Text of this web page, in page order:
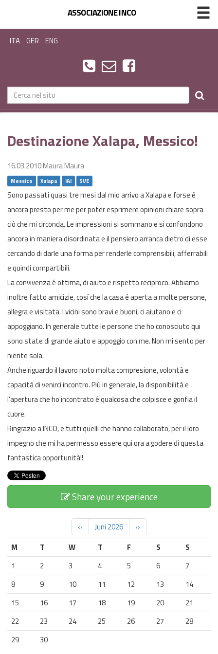
ASSOCIAZIONE INCO
ITA GER ENG
Destinazione Xalapa, Messico!
16.03.2010Maura Maura
Messico Xalapa IAI SVE
Sono passati quasi tre mesi dal mio arrivo a Xalapa e forse é
ancora presto per me per poter esprimere opinioni chiare sopra
ciò che mi circonda. Le impressioni si sommano e si confondono
ancora in maniera disordinata e il pensiero arranca dietro di esse
cercando di darle una forma per renderle comprensibili, afferrabili
e quindi compartibili.
La convivenza é ottima, di aiuto e rispetto reciproco. Abbiamo
inoltre fatto amicizie, cosí che la casa é aperta a molte persone,
allegra e visitata. I vicini sono bravi e buoni, ci aiutano e ci
appoggiano. In generale tutte le persone che ho conosciuto qui
sono state di grande aiuto e appoggio con me. Non mi sento per
niente sola.
Anche riguardo il lavoro noto molta compresione, volontà e
capacità di venirci incontro. Più in generale, la disponibilitá e
l'apertura che ho incontrato é qualcosa che colpisce e gonfia il
cuore.
Ringrazio a INCO, e tutti quelli che hanno collaborato, per il loro
impegno che mi ha permesso essere qui ora a godere di questa
fantastica opportunità!!
Share your experience
‹‹ Juni 2026
››
M
T W T F S
S
1
2 3 4 5 6
7
8
9 10 11 12 13
14
15
16 17 18 19 20
21
22
23 24 25 26 27
28
29
30